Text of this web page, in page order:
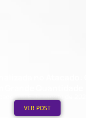
em: 6 de agosto de 2026
VER POST